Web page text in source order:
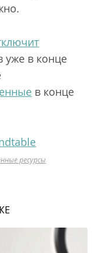
уже в конце
в конце
ресурсы